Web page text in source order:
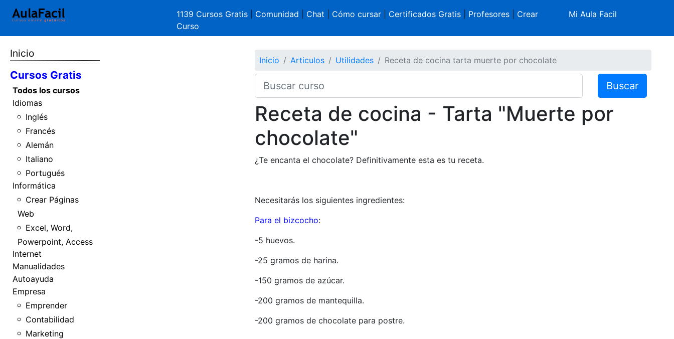
1139 Cursos Gratis Comunidad Chat Cómo cursar| Certificados Gratis| Profesores| Crear
Curso
Mi Aula Facil
Inicio
Cursos Gratis
Todos los cursos
Idiomas
Inglés
Francés
Alemán
Italiano
Portugués
Informática
Crear Páginas
Web
Excel, Word,
Powerpoint, Access
Internet
Manualidades
Autoayuda
Empresa
Emprender
Contabilidad
Marketing
Inicio Articulos Utilidades Receta de cocina tarta muerte por chocolate
Buscar
Receta de cocina - Tarta "Muerte por
chocolate"
¿Te encanta el chocolate? Definitivamente esta es tu receta.
Necesitarás los siguientes ingredientes:
Para el bizcocho:
-5 huevos.
-25 gramos de harina.
-150 gramos de azúcar.
-200 gramos de mantequilla.
-200 gramos de chocolate para postre.